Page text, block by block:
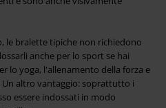
le bralette tipiche non richiedono
anche per lo sport se hai
lo yoga, l'allenamento della forza e
Un altro vantaggio: soprattutto i
essere indossati in modo